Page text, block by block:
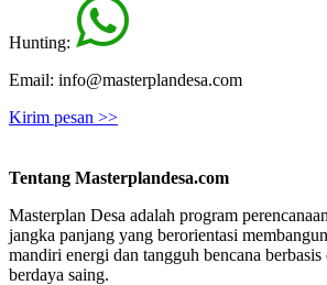
Hunting:
Email: info@masterplandesa.com
Kirim pesan >>
Tentang Masterplandesa.com
Masterplan Desa adalah program
jangka panjang yang berorientasi
mandiri energi dan tangguh bencana
berdaya saing.